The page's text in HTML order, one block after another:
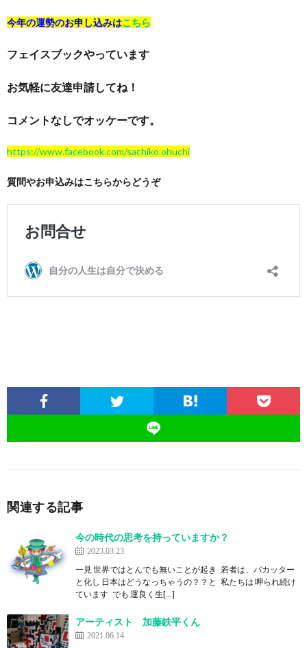
今年の運勢のお申し込みはこちら
フェイスブックやっています
お気軽に友達申請してね！
コメントなしでオッケーです。
https://www.facebook.com/sachiko.ohuchi
質問やお申込みはこちらからどうぞ
関連する記事
今の時代の思考を持っていますか？
2023.03.23
一見 世界ではとんでも無いことが起き 若者は、バカッター
と化し 日本はどうなっちゃうの？？と 私たちは 呷られ続け
ています でも 運良く生[…]
アーティスト 加藤鉄平くん
2021.06.14